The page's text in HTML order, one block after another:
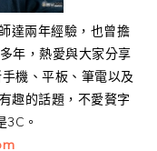
達兩年經驗，也曾擔
年，熱愛與大家分享
機、平板、筆電以及
趣的話題，不愛贅字
3C。